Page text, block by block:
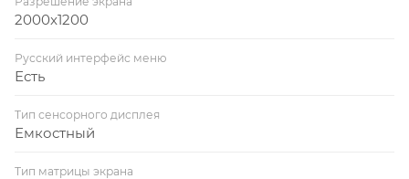
2000x1200
Русский интерфейс меню
Есть
Тип сенсорного дисплея
Емкостный
Тип матрицы экрана